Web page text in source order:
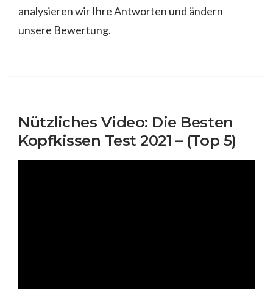
analysieren wir Ihre Antworten und ändern
unsere Bewertung.
Nützliches Video: Die Besten
Kopfkissen Test 2021 – (Top 5)